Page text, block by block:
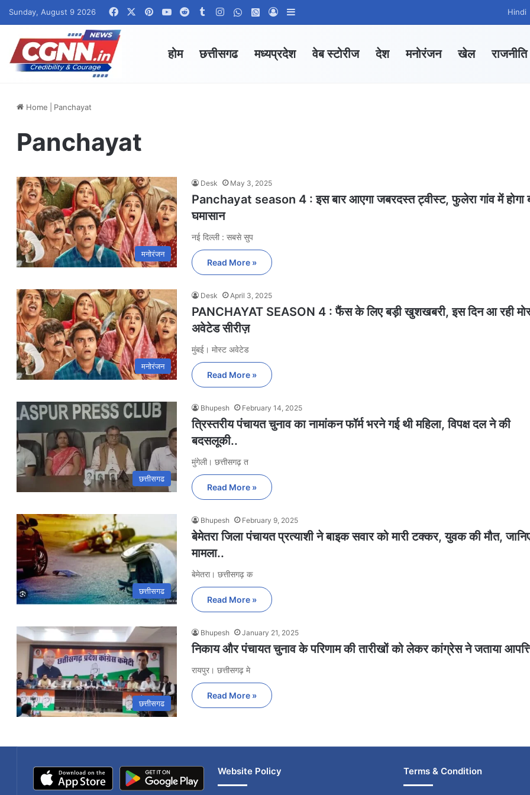
Sunday, August 9 2026 FacebookPinterestYouTubeRedditTumblrInstagramWhatsApp Channel
WhatsApp Group
Log In Hindi
होम छत्तीसगढ मध्यप्रदेश वेब स्टोरीज देश मनोरंजन खेल राजनीति
Home Panchayat
Panchayat
मनोरंजन
Desk May 3, 2025
Panchayat season 4 : इस बार आएगा जबरदस्त ट्वीस्ट, फुलेरा गांव में होगा
घमासान
नई दिल्ली : सबसे सुप
Read More »
मनोरंजन
Desk April 3, 2025
PANCHAYAT SEASON 4 : फैंस के लिए बड़ी खुशखबरी, इस दिन आ रही
अवेटेड सीरीज़
मुंबई। मोस्ट अवेटेड
Read More »
छत्तीसगढ
Bhupesh February 14, 2025
त्रिस्तरीय पंचायत चुनाव का नामांकन फॉर्म भरने गई थी महिला, विपक्ष दल ने की
बदसलूकी..
मुंगेली। छत्तीसगढ़ त
Read More »
छत्तीसगढ
Bhupesh February 9, 2025
बेमेतरा जिला पंचायत प्रत्याशी ने बाइक सवार को मारी टक्कर, युवक की मौत,
मामला..
बेमेतरा। छत्तीसगढ़ क
Read More »
छत्तीसगढ
Bhupesh January 21, 2025
निकाय और पंचायत चुनाव के परिणाम की तारीखों को लेकर कांग्रेस ने जताया
रायपुर। छत्तीसगढ़ मे
Read More »
Website Policy Terms & Condition